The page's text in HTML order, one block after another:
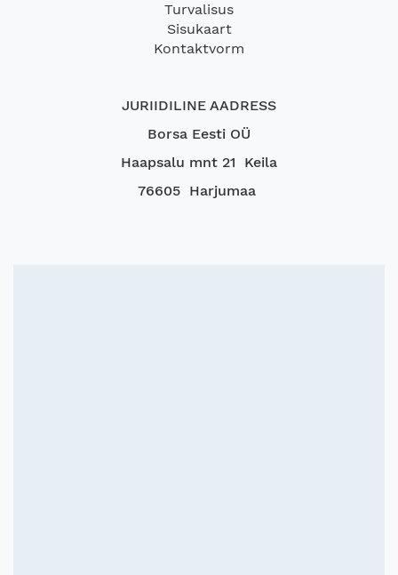
Turvalisus
Sisukaart
Kontaktvorm
JURIIDILINE AADRESS
Borsa Eesti OÜ
Haapsalu mnt 21 Keila
76605 Harjumaa